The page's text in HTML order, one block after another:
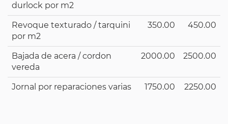
durlock por m2
Revoque texturado / tarquini
por m2
350.00 450.00
Bajada de acera / cordon
vereda
2000.00 2500.00
Jornal por reparaciones varias 1750.00 2250.00